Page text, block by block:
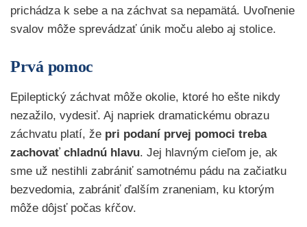
prichádza k sebe a na záchvat sa nepamätá. Uvoľnenie
svalov môže sprevádzať únik moču alebo aj stolice.
Prvá pomoc
Epileptický záchvat môže okolie, ktoré ho ešte nikdy
nezažilo, vydesiť. Aj napriek dramatickému obrazu
záchvatu platí, že pri podaní prvej pomoci treba
zachovať chladnú hlavu. Jej hlavným cieľom je, ak
sme už nestihli zabrániť samotnému pádu na začiatku
bezvedomia, zabrániť ďalším zraneniam, ku ktorým
môže dôjsť počas kŕčov.